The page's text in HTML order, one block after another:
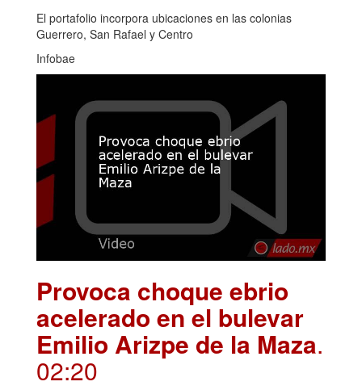
El portafolio incorpora ubicaciones en las colonias
Guerrero, San Rafael y Centro
Infobae
Provoca choque ebrio
acelerado en el bulevar
Emilio Arizpe de la Maza.
02:20